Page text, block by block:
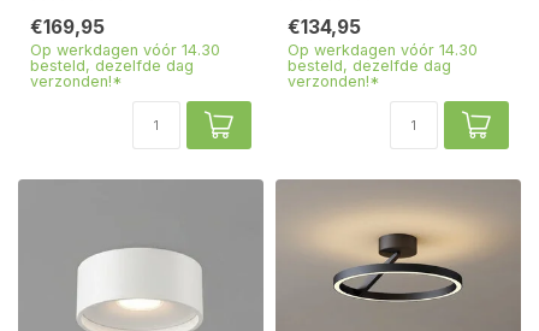
€169,95
Op werkdagen vóór 14.30
besteld, dezelfde dag
verzonden!*
€134,95
Op werkdagen vóór 14.30
besteld, dezelfde dag
verzonden!*